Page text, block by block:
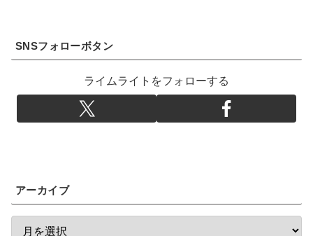
SNSフォローボタン
ライムライトをフォローする
アーカイブ